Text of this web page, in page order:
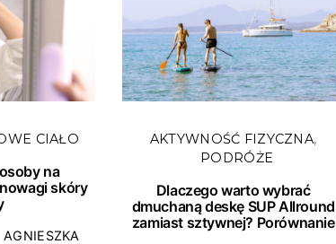
CIAŁO
na
skóry
AGNIESZKA
AKTYWNOŚĆ FIZYCZNA
PODRÓŻE
Dlaczego warto wybrać
dmuchaną deskę SUP Allround
zamiast sztywnej? Porównanie